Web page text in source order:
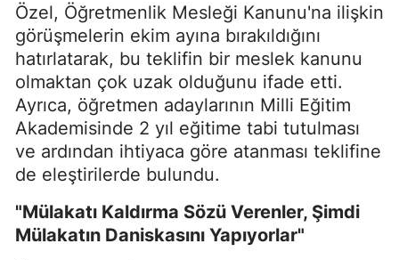
Özel, Öğretmenlik Mesleği Kanunu'na ilişkin
görüşmelerin ekim ayına bırakıldığını
hatırlatarak, bu teklifin bir meslek kanunu
olmaktan çok uzak olduğunu ifade etti.
Ayrıca, öğretmen adaylarının Milli Eğitim
Akademisinde 2 yıl eğitime tabi tutulması
ve ardından ihtiyaca göre atanması teklifine
de eleştirilerde bulundu.
"Mülakatı Kaldırma Sözü Verenler, Şimdi
Mülakatın Daniskasını Yapıyorlar"